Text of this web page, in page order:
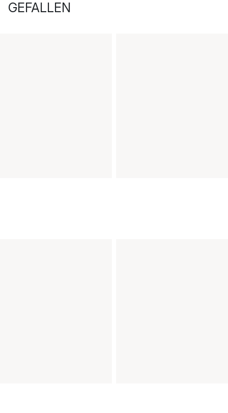
GEFALLEN